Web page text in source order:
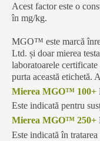
Acest factor este o
în mg/kg.
MGO™ este marcă
Ltd. și doar mierea
laboratoarele
purta această etichetă.
Mierea MGO™ 100+
Este indicată pentru
Mierea MGO™ 250+
Este indicată în